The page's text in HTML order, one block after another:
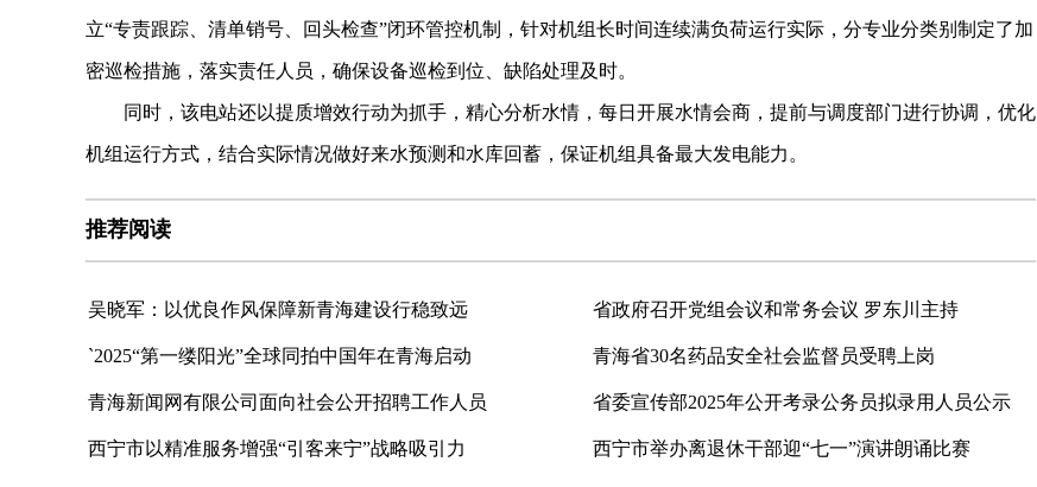
立“专责跟踪、清单销号、回头检查”闭环管控机制，针对机组长时间连续满负荷运行实际，分专业分类别制定了加
密巡检措施，落实责任人员，确保设备巡检到位、缺陷处理及时。
同时，该电站还以提质增效行动为抓手，精心分析水情，每日开展水情会商，提前与调度部门进行协调，优化
机组运行方式，结合实际情况做好来水预测和水库回蓄，保证机组具备最大发电能力。
推荐阅读
吴晓军：以优良作风保障新青海建设行稳致远 省政府召开党组会议和常务会议 罗东川主持
`2025“第一缕阳光”全球同拍中国年在青海启动 青海省30名药品安全社会监督员受聘上岗
青海新闻网有限公司面向社会公开招聘工作人员 省委宣传部2025年公开考录公务员拟录用人员公示
西宁市以精准服务增强“引客来宁”战略吸引力 西宁市举办离退休干部迎“七一”演讲朗诵比赛